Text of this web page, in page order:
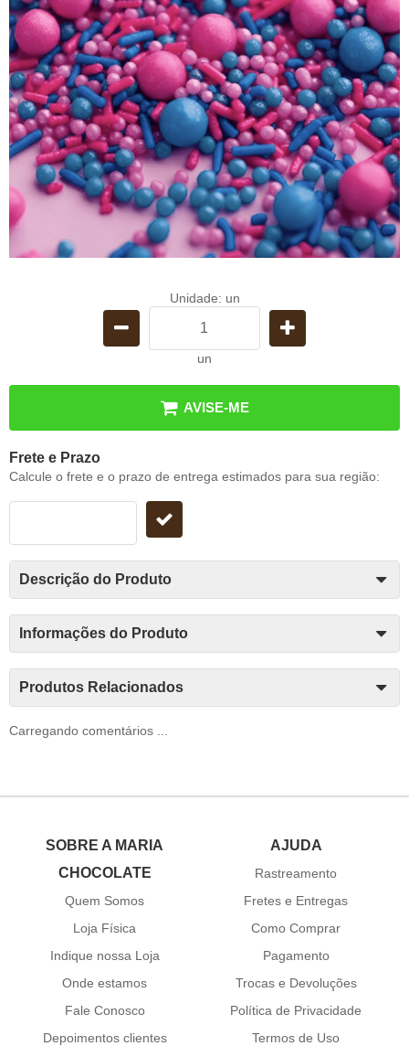
Unidade: un
un
AVISE-ME
Frete e Prazo
Calcule o frete e o prazo de entrega estimados para sua região:
Descrição do Produto
Informações do Produto
Produtos Relacionados
Carregando comentários ...
SOBRE A MARIA
CHOCOLATE
Quem Somos
Loja Física
Indique nossa Loja
Onde estamos
Fale Conosco
Depoimentos clientes
AJUDA
Rastreamento
Fretes e Entregas
Como Comprar
Pagamento
Trocas e Devoluções
Política de Privacidade
Termos de Uso